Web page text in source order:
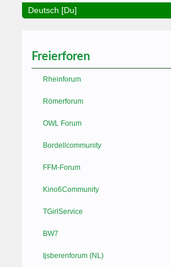
Deutsch [Du]
Freierforen
Rheinforum
Römerforum
OWL Forum
Bordellcommunity
FFM-Forum
Kino6Community
TGirlService
BW7
Ijsberenforum (NL)